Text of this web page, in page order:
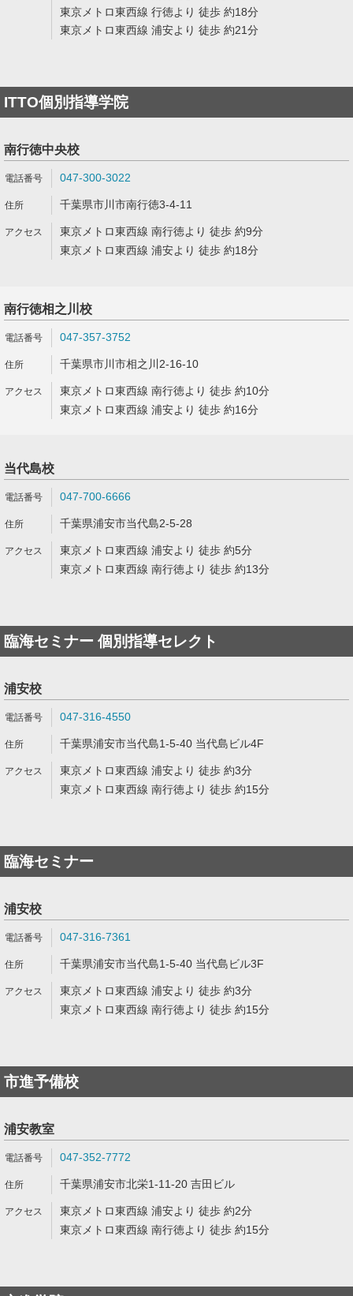
東京メトロ東西線 行徳より 徒歩 約18分
東京メトロ東西線 浦安より 徒歩 約21分
ITTO個別指導学院
南行徳中央校
047-300-3022
千葉県市川市南行徳3-4-11
東京メトロ東西線 南行徳より 徒歩 約9分
東京メトロ東西線 浦安より 徒歩 約18分
南行徳相之川校
047-357-3752
千葉県市川市相之川2-16-10
東京メトロ東西線 南行徳より 徒歩 約10分
東京メトロ東西線 浦安より 徒歩 約16分
当代島校
047-700-6666
千葉県浦安市当代島2-5-28
東京メトロ東西線 浦安より 徒歩 約5分
東京メトロ東西線 南行徳より 徒歩 約13分
臨海セミナー 個別指導セレクト
浦安校
047-316-4550
千葉県浦安市当代島1-5-40 当代島ビル4F
東京メトロ東西線 浦安より 徒歩 約3分
東京メトロ東西線 南行徳より 徒歩 約15分
臨海セミナー
浦安校
047-316-7361
千葉県浦安市当代島1-5-40 当代島ビル3F
東京メトロ東西線 浦安より 徒歩 約3分
東京メトロ東西線 南行徳より 徒歩 約15分
市進予備校
浦安教室
047-352-7772
千葉県浦安市北栄1-11-20 吉田ビル
東京メトロ東西線 浦安より 徒歩 約2分
東京メトロ東西線 南行徳より 徒歩 約15分